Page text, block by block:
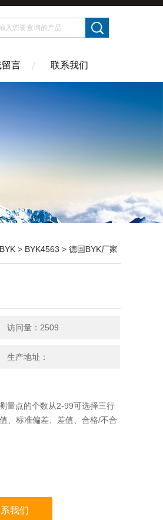
言 联系我们
> BYK4563 > 德国BYK厂家
访问量：2509
生产地址：
量点的个数从2-99可选择三行
、标准偏差、差值、合格/不合
我们